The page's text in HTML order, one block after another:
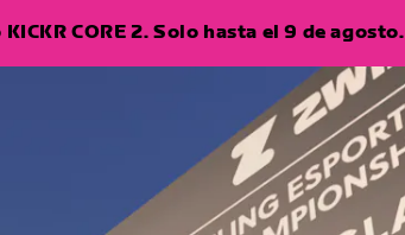
CORE 2. Solo hasta el 9 de agosto.